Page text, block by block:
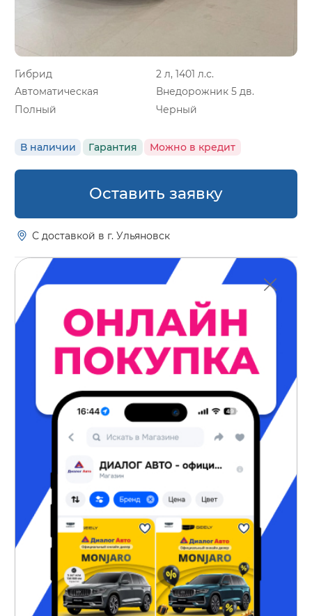
Гибрид
2 л, 1401 л.с.
Автоматическая
Внедорожник 5 дв.
Полный
Черный
В наличии Гарантия Можно в кредит
Оставить заявку
С доставкой в г. Ульяновск